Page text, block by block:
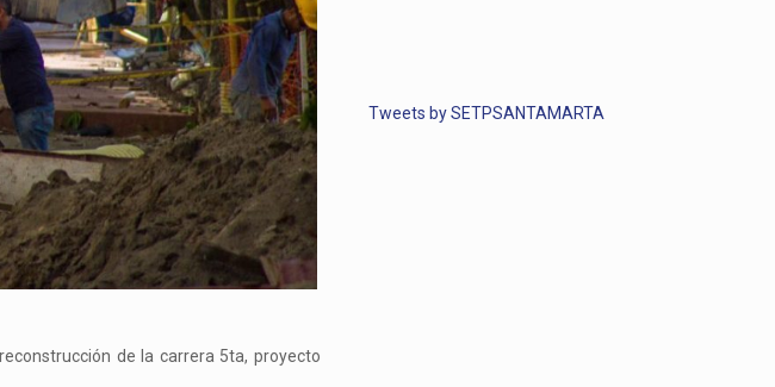
de la carrera 5ta, proyecto
Tweets by SETPSANTAMARTA